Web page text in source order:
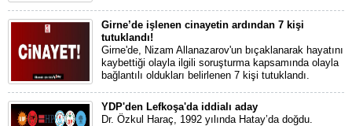
Girne’de işlenen cinayetin ardından 7 kişi
tutuklandı!
Girne'de, Nizam Allanazarov'un bıçaklanarak hayatını
kaybettiği olayla ilgili soruşturma kapsamında olayla
bağlantılı oldukları belirlenen 7 kişi tutuklandı.
YDP'den Lefkoşa'da iddialı aday
Dr. Özkul Haraç, 1992 yılında Hatay’da doğdu.